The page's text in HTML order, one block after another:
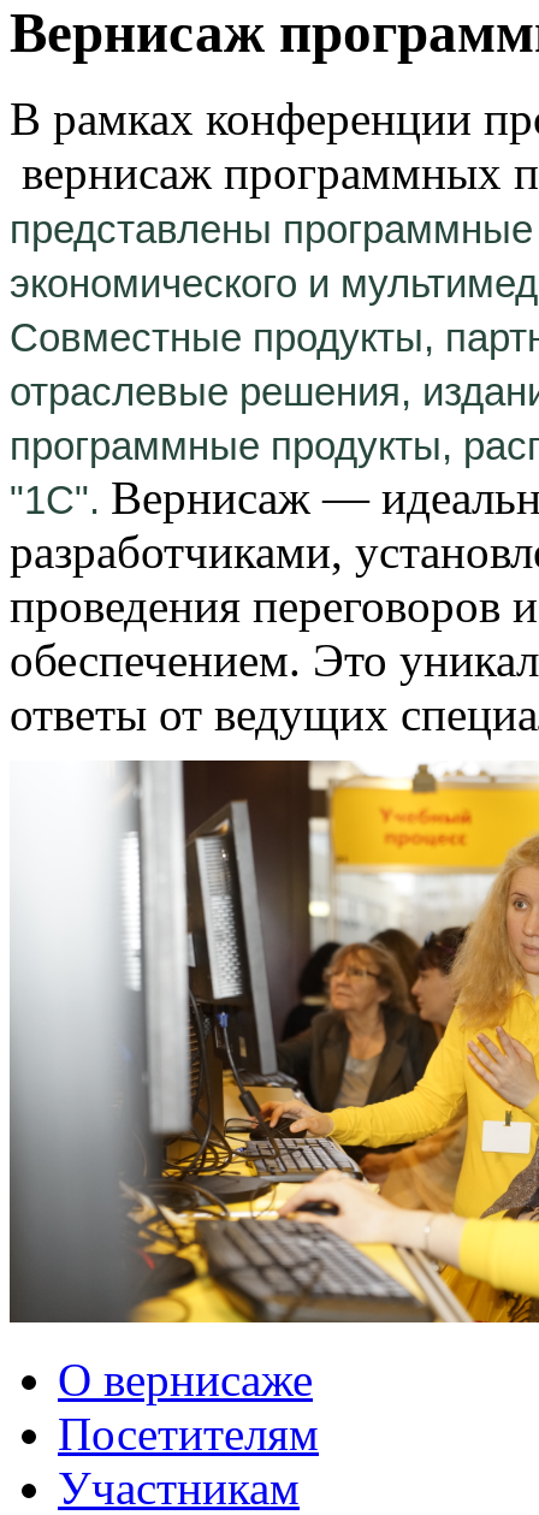
Вернисаж
В рамках конференции
вернисаж программных
представлены
экономического и
Совместные продукты,
отраслевые решения,
программные продукты,
"1С". Вернисаж —
разработчиками,
проведения переговоров
обеспечением. Это
ответы от ведущих
О вернисаже
Посетителям
Участникам